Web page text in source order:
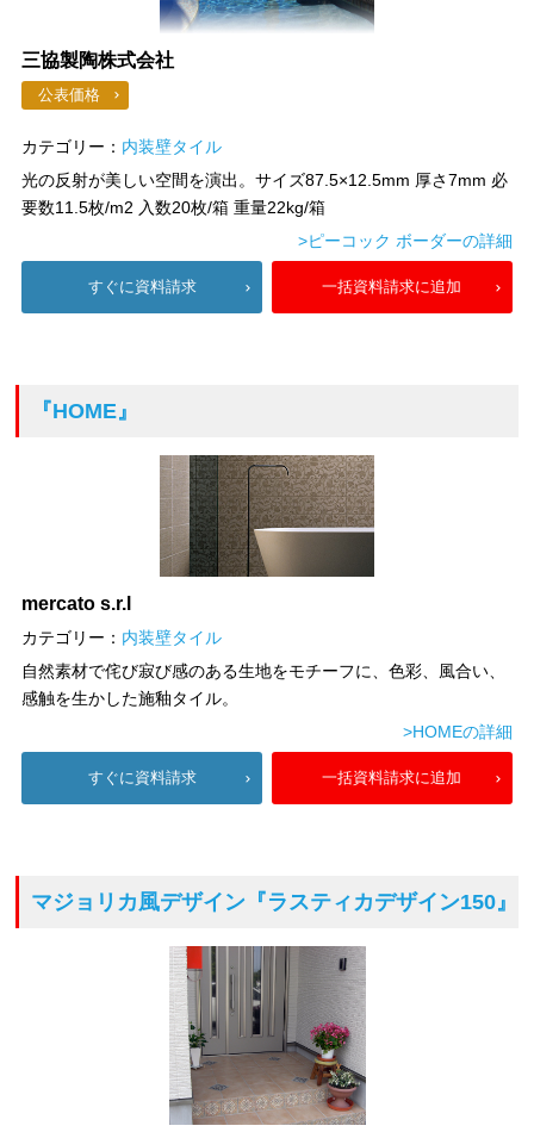
三協製陶株式会社
公表価格
カテゴリー： 内装壁タイル
光の反射が美しい空間を演出。サイズ87.5×12.5mm 厚さ7mm 必
要数11.5枚/m2 入数20枚/箱 重量22kg/箱
>ピーコック ボーダーの詳細
すぐに資料請求 一括資料請求に追加
『HOME』
mercato s.r.l
カテゴリー： 内装壁タイル
自然素材で侘び寂び感のある生地をモチーフに、色彩、風合い、
感触を生かした施釉タイル。
>HOMEの詳細
すぐに資料請求 一括資料請求に追加
マジョリカ風デザイン 『ラスティカデザイン150』